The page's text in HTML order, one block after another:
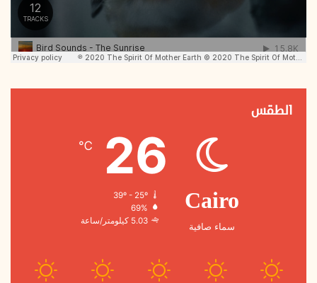
الطقس
Cairo
سماء صافية
26
℃
39º - 25º
69%
5.03 كيلومتر/ساعة